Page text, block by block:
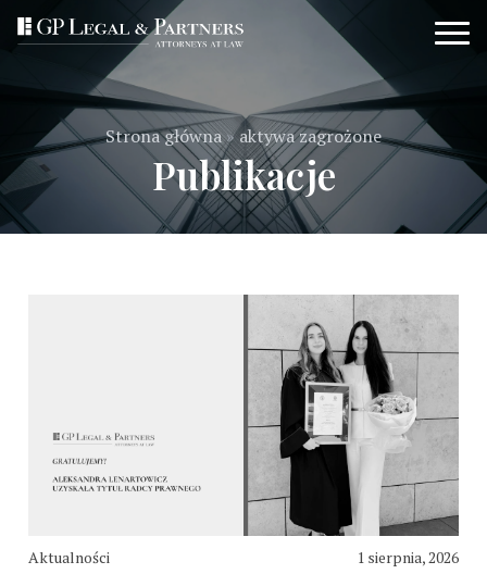
Strona główna» aktywa zagrożone
Publikacje
Aktualności 1 sierpnia, 2026